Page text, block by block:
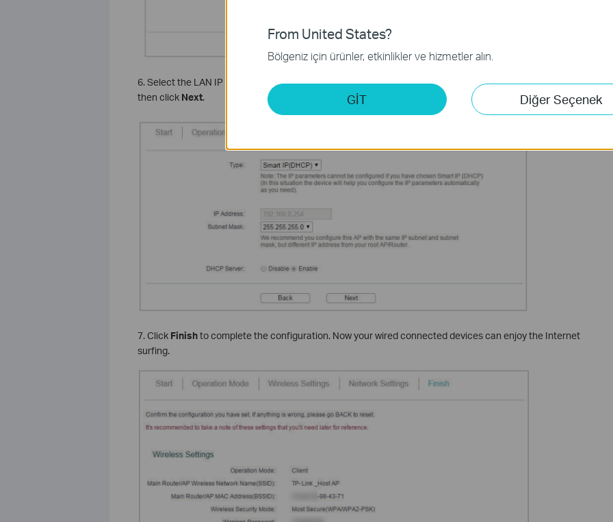
6. Select the LAN IP type of the access point or leave the default setting Smart IPfor most cases, and
then click Next.
7. Click Finishto complete the configuration. Now your wired connected devices can enjoy the Internet
surfing.
From United States?
Bölgeniz için ürünler, etkinlikler ve hizmetler alın.
GİT Diğer Seçenek